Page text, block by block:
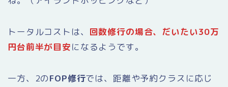
トータルコストは、 回数修行の場合、だいたい30万
円台前半が目安になるようです。
一方、2のFOP修行では、距離や予約クラスに応じ